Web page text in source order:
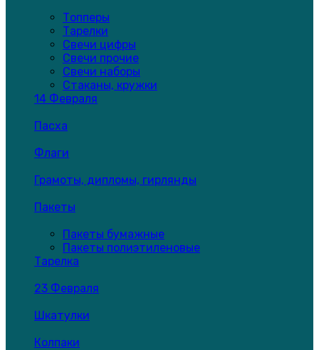
Топперы
Тарелки
Свечи цифры
Свечи прочие
Свечи наборы
Стаканы, кружки
14 Февраля
Пасха
Флаги
Грамоты, дипломы, гирлянды
Пакеты
Пакеты бумажные
Пакеты полиэтиленовые
Тарелка
23 Февраля
Шкатулки
Колпаки